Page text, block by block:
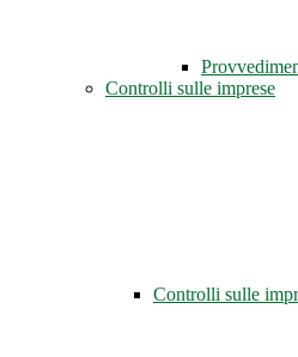
Controlli sulle imprese
Controlli sulle